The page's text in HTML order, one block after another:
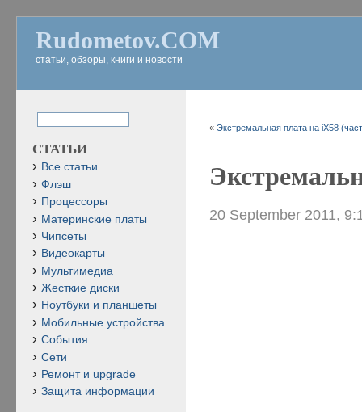
Rudometov.COM
статьи, обзоры, книги и новости
«Экстремальная плата на iX58
20 September 2011,
СТАТЬИ
Все статьи
Флэш
Процессоры
Материнские платы
Чипсеты
Видеокарты
Мультимедиа
Жесткие диски
Ноутбуки и планшеты
Мобильные устройства
События
Сети
Ремонт и upgrade
Защита информации